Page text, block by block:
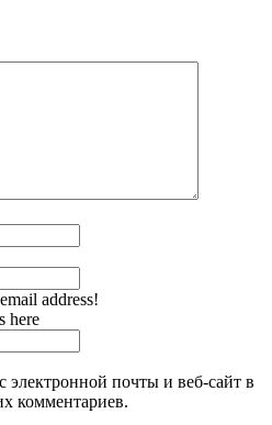
address!
here
электронной почты и веб-сайт в
комментариев.